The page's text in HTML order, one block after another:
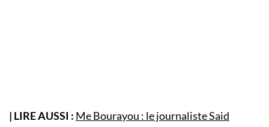
| LIRE AUSSI : Me Bourayou : le journaliste Said